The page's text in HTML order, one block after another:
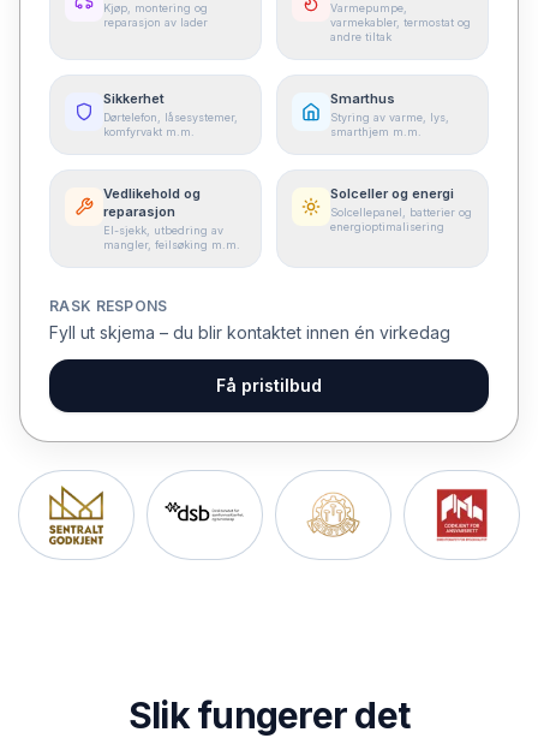
Kjøp, montering og
reparasjon av lader
Varmepumpe,
varmekabler, termostat og
andre tiltak
Sikkerhet
Dørtelefon, låsesystemer,
komfyrvakt m.m.
Smarthus
Styring av varme, lys,
smarthjem m.m.
Vedlikehold og
reparasjon
El-sjekk, utbedring av
mangler, feilsøking m.m.
Solceller og energi
Solcellepanel, batterier og
energioptimalisering
RASK RESPONS
Fyll ut skjema – du blir kontaktet innen én virkedag
Få pristilbud
Slik fungerer det